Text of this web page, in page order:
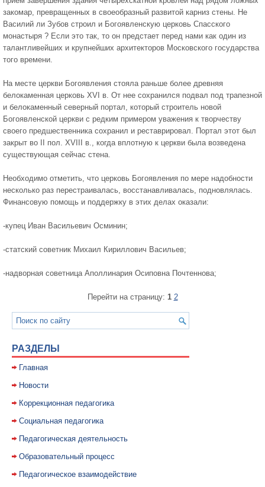
закомар, превращенных в своеобразный развитой карниз стены. Не
Василий ли Зубов строил и Богоявленскую церковь Спасского
монастыря ? Если это так, то он предстает перед нами как один из
талантливейших и крупнейших архитекторов Московского государства
того времени.
На месте церкви Богоявления стояла раньше более древняя
белокаменная церковь ХVI в. От нее сохранился подвал под трапезной
и белокаменный северный портал, который строитель новой
Богоявленской церкви с редким примером уважения к творчеству
своего предшественника сохранил и реставрировал. Портал этот был
закрыт во II пол. ХVIII в., когда вплотную к церкви была возведена
существующая сейчас стена.
Необходимо отметить, что церковь Богоявления по мере надобности
несколько раз перестраивалась, восстанавливалась, подновлялась.
Финансовую помощь и поддержку в этих делах оказали:
-купец Иван Васильевич Осминин;
-статский советник Михаил Кириллович Васильев;
-надворная советница Аполлинария Осиповна Почтеннова;
Перейти на страницу: 1 2
РАЗДЕЛЫ
Главная
Новости
Коррекционная педагогика
Социальная педагогика
Педагогическая деятельность
Образовательный процесс
Педагогическое взаимодействие